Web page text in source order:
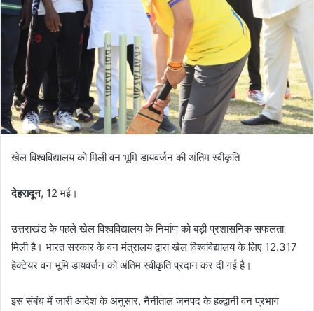
खेल विश्वविद्यालय को मिली वन भूमि डायवर्जन की अंतिम स्वीकृति
देहरादून, 12 मई।
उत्तराखंड के पहले खेल विश्वविद्यालय के निर्माण को बड़ी प्रशासनिक सफलता
मिली है। भारत सरकार के वन मंत्रालय द्वारा खेल विश्वविद्यालय के लिए 12.317
हेक्टेयर वन भूमि डायवर्जन को अंतिम स्वीकृति प्रदान कर दी गई है।
इस संबंध में जारी आदेश के अनुसार, नैनीताल जनपद के हल्द्वानी वन प्रभाग